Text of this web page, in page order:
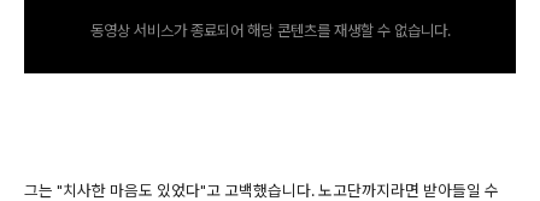
동영상 서비스가 종료되어 해당 콘텐츠를 재생할 수 없습니다.
그는 "치사한 마음도 있었다"고 고백했습니다. 노고단까지라면 받아들일 수